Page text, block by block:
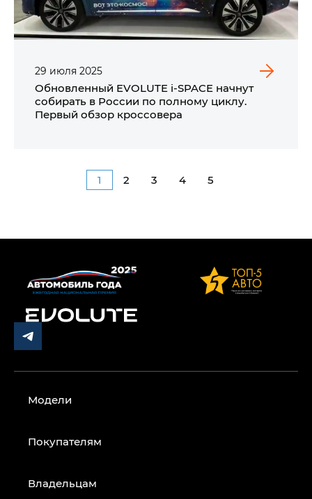
29 июля 2025
Обновленный EVOLUTE i‑SPACE начнут
собирать в России по полному циклу.
Первый обзор кроссовера
1 2 3 4 5
Модели
Покупателям
Владельцам